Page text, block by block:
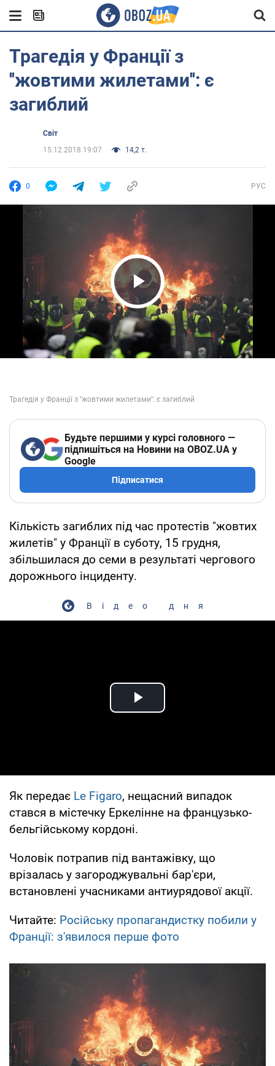
Трагедія у Франції з
''жовтими жилетами'': є
загиблий
Світ
15.12.2018 19:07
14,2 т.
0 РУС
Play Video
Будьте першими у курсі головного —
підпишіться на Новини на OBOZ.UA у
Google
Підписатися
Кількість загиблих під час протестів "жовтих
жилетів" у Франції в суботу, 15 грудня,
збільшилася до семи в результаті чергового
дорожнього інциденту.
Відео дня
Play Video
Як передає Le Figaro, нещасний випадок
стався в містечку Еркелінне на французько-
бельгійському кордоні.
Чоловік потрапив під вантажівку, що
врізалась у загороджувальні бар'єри,
встановлені учасниками антиурядової акції.
Читайте: Російську пропагандистку побили у
Франції: з'явилося перше фото